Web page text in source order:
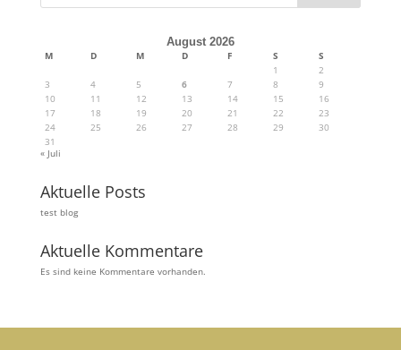
August 2026
M D M D F S
S
1
2
3
4 5 6 7 8
9
10
11 12 13 14 15
16
17
18 19 20 21 22
23
24
25 26 27 28 29
30
31
« Juli
Aktuelle Posts
test blog
Aktuelle Kommentare
Es sind keine Kommentare vorhanden.